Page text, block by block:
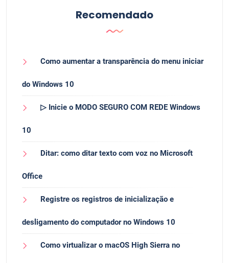
Recomendado
Como aumentar a transparência do menu iniciar
do Windows 10
▷ Inicie o MODO SEGURO COM REDE Windows
10
Ditar: como ditar texto com voz no Microsoft
Office
Registre os registros de inicialização e
desligamento do computador no Windows 10
Como virtualizar o macOS High Sierra no